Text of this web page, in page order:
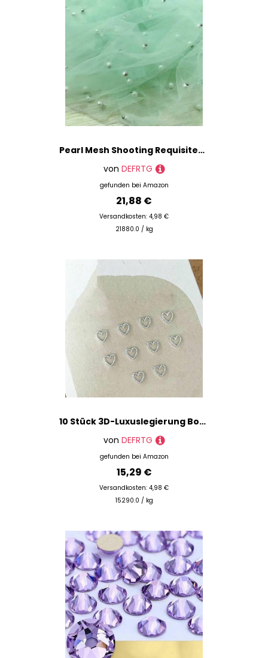
Pearl Mesh Shooting Requisiten Nagellack Handheld Dekoration Nagelverschönerung Fotografie Hintergrund Tuch Nagel Zubehör-grün
von DEFRTG
gefunden bei Amazon
21,88 €
Versandkosten: 4,98 €
21880.0 / kg
10 Stück 3D-Luxuslegierung Bowknot Love Nails Art Charms Dekorationen Metall Silber Schleifen geformt Schmuck DIY Maniküre Designs Zubehör-61980-1
von DEFRTG
gefunden bei Amazon
15,29 €
Versandkosten: 4,98 €
15290.0 / kg